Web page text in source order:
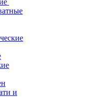
и